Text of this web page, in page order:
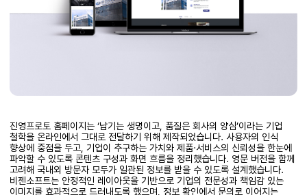
진영프로토 홈페이지는 ‘납기는 생명이고, 품질은 회사의 양심’이라는 기업
철학을 온라인에서 그대로 전달하기 위해 제작되었습니다. 사용자의 인식
향상에 중점을 두고, 기업이 추구하는 가치와 제품·서비스의 신뢰성을 한눈에
파악할 수 있도록 콘텐츠 구성과 화면 흐름을 정리했습니다. 영문 버전을 함께
고려해 국내외 방문자 모두가 일관된 정보를 받을 수 있도록 설계했습니다.
비젠소프트는 안정적인 레이아웃을 기반으로 기업의 전문성과 책임감 있는
이미지를 효과적으로 드러내도록 했으며, 정보 확인에서 문의로 이어지는